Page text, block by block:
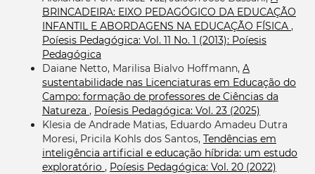
BRINCADEIRA: EIXO PEDAGÓGICO DA EDUCAÇÃO
INFANTIL E ABORDAGENS NA EDUCAÇÃO FÍSICA ,
Poíesis Pedagógica: Vol. 11 No. 1 (2013): Poíesis
Pedagógica
Daiane Netto, Marilisa Bialvo Hoffmann, A
sustentabilidade nas Licenciaturas em Educação do
Campo: formação de professores de Ciências da
Natureza , Poíesis Pedagógica: Vol. 23 (2025)
Klesia de Andrade Matias, Eduardo Amadeu Dutra
Moresi, Pricila Kohls dos Santos, Tendências em
inteligência artificial e educação híbrida: um estudo
exploratório , Poíesis Pedagógica: Vol. 20 (2022)